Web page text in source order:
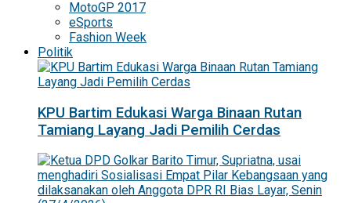
MotoGP 2017
eSports
Fashion Week
Politik
KPU Bartim Edukasi Warga Binaan Rutan
Tamiang Layang Jadi Pemilih Cerdas